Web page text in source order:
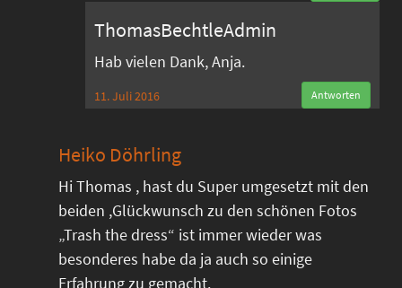
ThomasBechtleAdmin
Hab vielen Dank, Anja.
11. Juli 2016 Antworten
Heiko Döhrling
Hi Thomas , hast du Super umgesetzt mit den
beiden ,Glückwunsch zu den schönen Fotos
„Trash the dress“ ist immer wieder was
besonderes habe da ja auch so einige
Erfahrung zu gemacht.